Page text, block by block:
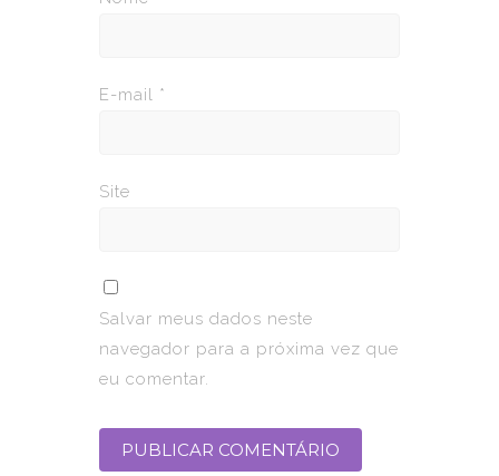
E-mail *
Site
Salvar meus dados neste
navegador para a próxima vez que
eu comentar.